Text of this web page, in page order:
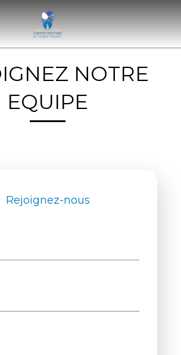
NOTRE
EQUIPE
Rejoignez-nous